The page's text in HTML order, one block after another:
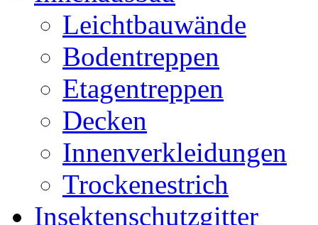
Leichtbauwände
Bodentreppen
Etagentreppen
Decken
Innenverkleidungen
Trockenestrich
Insektenschutzgitter